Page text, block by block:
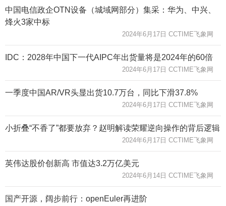
中国电信政企OTN设备（城域网部分）集采：华为、中兴、
烽火3家中标
2024年6月17日 CCTIME飞象网
IDC：2028年中国下一代AIPC年出货量将是2024年的60倍
2024年6月17日 CCTIME飞象网
一季度中国AR/VR头显出货10.7万台，同比下滑37.8%
2024年6月17日 CCTIME飞象网
小折叠“不香了”都要放弃？赵明解读荣耀逆向操作的背后逻辑
2024年6月17日 CCTIME飞象网
英伟达股价创新高 市值达3.2万亿美元
2024年6月14日 CCTIME飞象网
国产开源，阔步前行：openEuler再进阶